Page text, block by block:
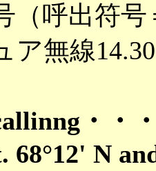
（呼出符
ア無線
・・
68°12' N